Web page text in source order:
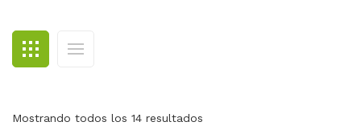
BLOG
CONTACTO
Mostrando todos los 14 resultados